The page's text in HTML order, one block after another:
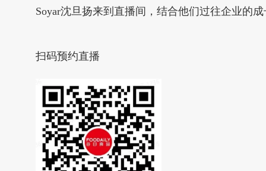
Soyar沈旦扬来到直播间，结合他们过往企业的
扫码预约直播